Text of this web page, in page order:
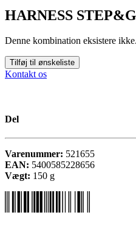
HARNESS
Denne kombination eksistere ikke.
Tilføj til ønskeliste
Kontakt os
Del
Varenummer: 521655
EAN: 5400585228656
Vægt: 150 g